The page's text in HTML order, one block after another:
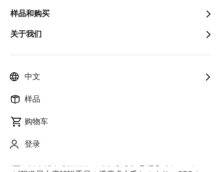
样品和购买
关于我们
中文
样品
购物车
登录
发表时间：2022年4月25日
サスを特集した企画が放送され、CEOの柴田 英利が対
同番組は毎週、幅広い視聴者層をターゲットに、経済
ニュースやマーケット情報、話題の経営者やキーパー
ソンのインタビューを紹介しています。
4月23日(土)に放送された番組では「需要拡大で最高